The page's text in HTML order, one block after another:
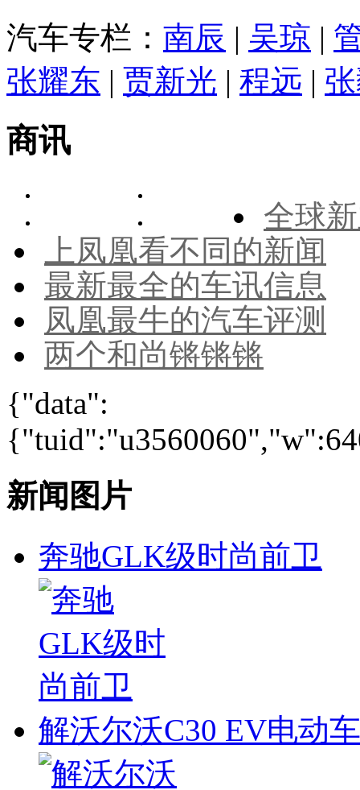
汽车专栏： 南辰 | 吴琼 |
张耀东 | 贾新光 | 程远 |
商讯
全球
上凤凰看不同的新闻
最新最全的车讯信息
凤凰最牛的汽车评测
两个和尚锵锵锵
{"data":
新闻图片
奔驰GLK级时尚前卫
解沃尔沃C30 EV电动车